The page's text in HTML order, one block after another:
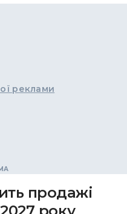
реклами
продажі